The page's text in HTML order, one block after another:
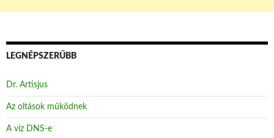
LEGNÉPSZERŰBB
Dr. Artisjus
Az oltások működnek
A víz DNS-e